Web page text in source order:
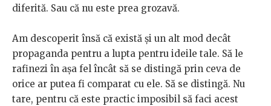
diferită. Sau că nu este prea grozavă.
Am descoperit însă că există și un alt mod decât
propaganda pentru a lupta pentru ideile tale. Să le
rafinezi în așa fel încât să se distingă prin ceva de
orice ar putea fi comparat cu ele. Să se distingă. Nu
tare, pentru că este practic imposibil să faci acest